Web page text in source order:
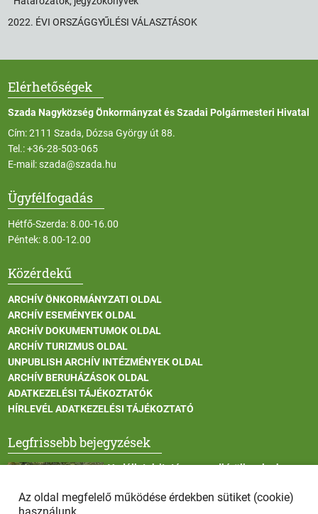
2022. ÉVI ORSZÁGGYŰLÉSI VÁLASZTÁSOK
Elérhetőségek
Szada Nagyközség Önkormányzat és Szadai Polgármesteri Hivatal
Cím: 2111 Szada, Dózsa György út 88.
Tel.:+36-28-503-065
E-mail:szada@szada.hu
Ügyfélfogadás
Hétfő-Szerda: 8.00-16.00
Péntek: 8.00-12.00
Közérdekű
ARCHÍV ÖNKORMÁNYZATI OLDAL
ARCHÍV ESEMÉNYEK OLDAL
ARCHÍV DOKUMENTUMOK OLDAL
ARCHÍV TURIZMUS OLDAL
UNPUBLISH ARCHÍV INTÉZMÉNYEK OLDAL
ARCHÍV BERUHÁZÁSOK OLDAL
ADATKEZELÉSI TÁJÉKOZTATÓK
HÍRLEVÉL ADATKEZELÉSI TÁJÉKOZTATÓ
Legfrissebb bejegyzések
Vadállatok itatása a rendkívüli melegben
Az oldal megfelelő működése érdekben sütiket (cookie)